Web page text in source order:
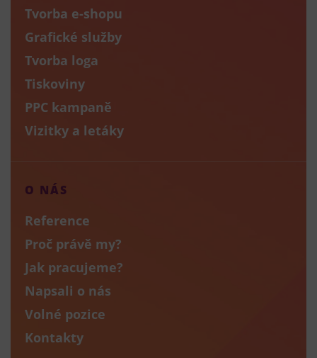
Tvorba e-shopu
Grafické služby
Tvorba loga
Tiskoviny
PPC kampaně
Vizitky a letáky
O NÁS
Reference
Proč právě my?
Jak pracujeme?
Napsali o nás
Volné pozice
Kontakty